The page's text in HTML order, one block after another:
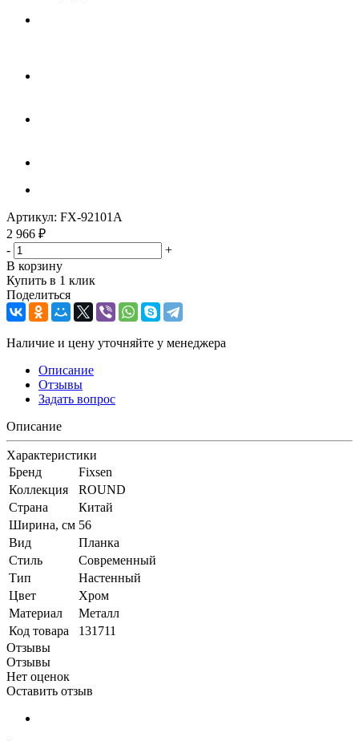
Артикул: FX-92101A
2 966 ₽
-
+
В корзину
Купить в 1 клик
Поделиться
Наличие и цену уточняйте у менеджера
Описание
Отзывы
Задать вопрос
Описание
Характеристики
Бренд
Fixsen
Коллекция
ROUND
Страна
Китай
Ширина, см 56
Вид
Планка
Стиль
Современный
Тип
Настенный
Цвет
Хром
Материал
Металл
Код товара
131711
Отзывы
Отзывы
Нет оценок
Оставить отзыв